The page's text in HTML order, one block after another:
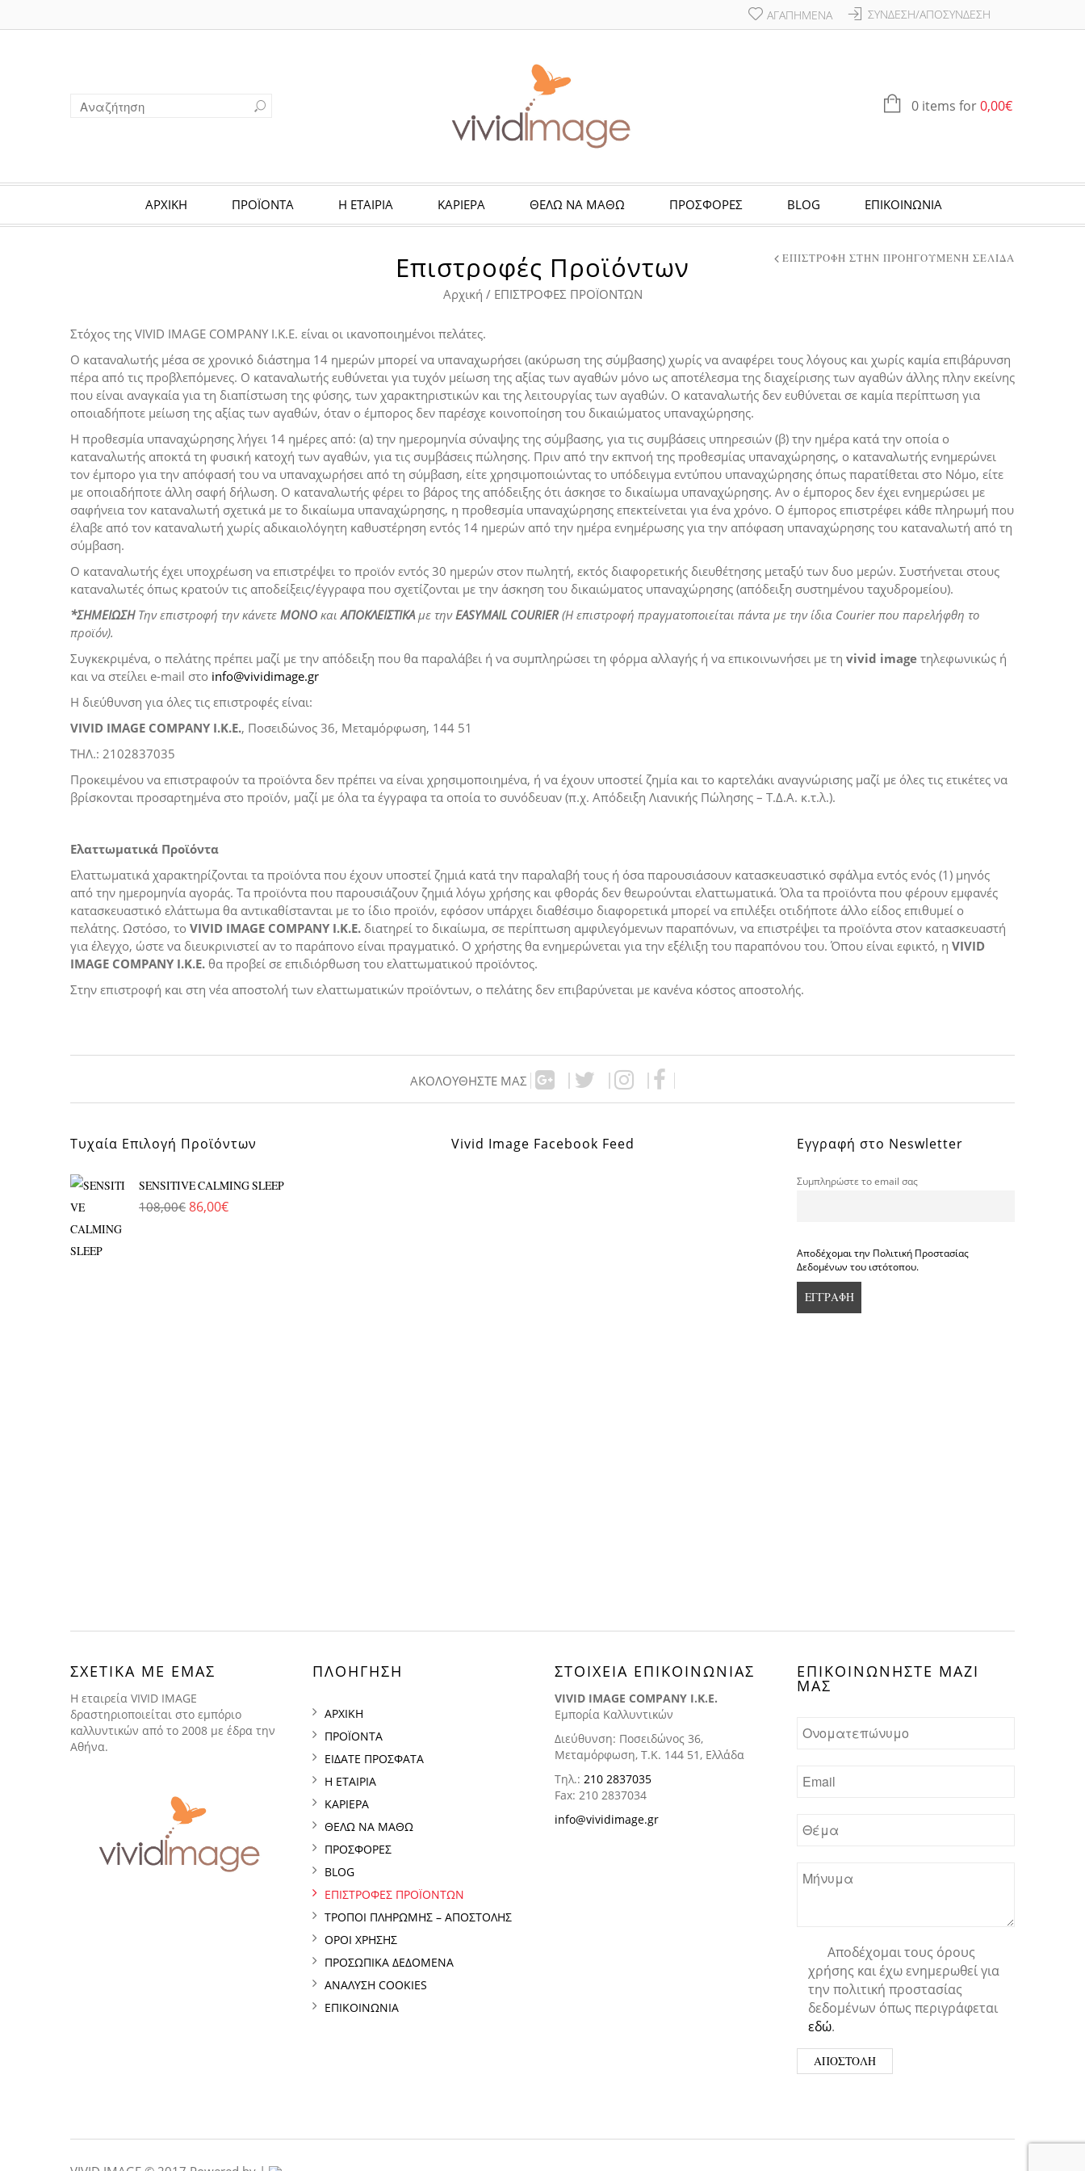
ΣΎΝΔΕΣΗ/ΑΠΟΣΎΝΔΕΣΗ
ΑΓΑΠΗΜΈΝΑ
0 items for0,00€
ΑΡΧΙΚΗ ΠΡΟΪΟΝΤΑ Η ΕΤΑΙΡΙΑ ΚΑΡΙΕΡΑ ΘΈΛΩ ΝΑ ΜΆΘΩ ΠΡΟΣΦΟΡΕΣ BLOG ΕΠΙΚΟΙΝΩΝΙΑ
Επιστροφές Προϊόντων
Αρχική / ΕΠΙΣΤΡΟΦΈΣ ΠΡΟΪΌΝΤΩΝ
ΕΠΙΣΤΡΟΦΉ ΣΤΗΝ ΠΡΟΗΓΟΎΜΕΝΗ ΣΕΛΊΔΑ
Στόχος της VIVID IMAGE COMPANY I.K.E. είναι οι ικανοποιημένοι πελάτες.
Ο καταναλωτής μέσα σε χρονικό διάστημα 14 ημερών μπορεί να υπαναχωρήσει (ακύρωση της σύμβασης) χωρίς να αναφέρει τους λόγους και χωρίς καμία επιβάρυνση
πέρα από τις προβλεπόμενες. Ο καταναλωτής ευθύνεται για τυχόν μείωση της αξίας των αγαθών μόνο ως αποτέλεσμα της διαχείρισης των αγαθών άλλης πλην εκείνης
που είναι αναγκαία για τη διαπίστωση της φύσης, των χαρακτηριστικών και της λειτουργίας των αγαθών. Ο καταναλωτής δεν ευθύνεται σε καμία περίπτωση για
οποιαδήποτε μείωση της αξίας των αγαθών, όταν ο έμπορος δεν παρέσχε κοινοποίηση του δικαιώματος υπαναχώρησης.
Η προθεσμία υπαναχώρησης λήγει 14 ημέρες από: (α) την ημερομηνία σύναψης της σύμβασης, για τις συμβάσεις υπηρεσιών (β) την ημέρα κατά την οποία ο
καταναλωτής αποκτά τη φυσική κατοχή των αγαθών, για τις συμβάσεις πώλησης. Πριν από την εκπνοή της προθεσμίας υπαναχώρησης, ο καταναλωτής ενημερώνει
τον έμπορο για την απόφασή του να υπαναχωρήσει από τη σύμβαση, είτε χρησιμοποιώντας το υπόδειγμα εντύπου υπαναχώρησης όπως παρατίθεται στο Νόμο, είτε
με οποιαδήποτε άλλη σαφή δήλωση. Ο καταναλωτής φέρει το βάρος της απόδειξης ότι άσκησε το δικαίωμα υπαναχώρησης. Αν ο έμπορος δεν έχει ενημερώσει με
σαφήνεια τον καταναλωτή σχετικά με το δικαίωμα υπαναχώρησης, η προθεσμία υπαναχώρησης επεκτείνεται για ένα χρόνο. Ο έμπορος επιστρέφει κάθε πληρωμή που
έλαβε από τον καταναλωτή χωρίς αδικαιολόγητη καθυστέρηση εντός 14 ημερών από την ημέρα ενημέρωσης για την απόφαση υπαναχώρησης του καταναλωτή από τη
σύμβαση.
Ο καταναλωτής έχει υποχρέωση να επιστρέψει το προϊόν εντός 30 ημερών στον πωλητή, εκτός διαφορετικής διευθέτησης μεταξύ των δυο μερών. Συστήνεται στους
καταναλωτές όπως κρατούν τις αποδείξεις/έγγραφα που σχετίζονται με την άσκηση του δικαιώματος υπαναχώρησης (απόδειξη συστημένου ταχυδρομείου).
*ΣΗΜΕΙΩΣΗΤην επιστροφή την κάνετε ΜΟΝΟ καιΑΠΟΚΛΕΙΣΤΙΚΑμε τηνEASYMAIL COURIER (Η επιστροφή πραγματοποιείται πάντα με την ίδια Courier που παρελήφθη το
προϊόν).
Συγκεκριμένα, ο πελάτης πρέπει μαζί με την απόδειξη που θα παραλάβει ή να συμπληρώσει τη φόρμα αλλαγής ή να επικοινωνήσει με τη vivid image τηλεφωνικώς ή
και να στείλει e-mail στο info@vividimage.gr
Η διεύθυνση για όλες τις επιστροφές είναι:
VIVID IMAGE COMPANY I.K.E., Ποσειδώνος 36, Μεταμόρφωση, 144 51
ΤΗΛ.: 2102837035
Προκειμένου να επιστραφούν τα προϊόντα δεν πρέπει να είναι χρησιμοποιημένα, ή να έχουν υποστεί ζημία και το καρτελάκι αναγνώρισης μαζί με όλες τις ετικέτες να
βρίσκονται προσαρτημένα στο προϊόν, μαζί με όλα τα έγγραφα τα οποία το συνόδευαν (π.χ. Απόδειξη Λιανικής Πώλησης – Τ.Δ.Α. κ.τ.λ.).
Ελαττωματικά Προϊόντα
Ελαττωματικά χαρακτηρίζονται τα προϊόντα που έχουν υποστεί ζημιά κατά την παραλαβή τους ή όσα παρουσιάσουν κατασκευαστικό σφάλμα εντός ενός (1) μηνός
από την ημερομηνία αγοράς. Τα προϊόντα που παρουσιάζουν ζημιά λόγω χρήσης και φθοράς δεν θεωρούνται ελαττωματικά. Όλα τα προϊόντα που φέρουν εμφανές
κατασκευαστικό ελάττωμα θα αντικαθίστανται με το ίδιο προϊόν, εφόσον υπάρχει διαθέσιμο διαφορετικά μπορεί να επιλέξει οτιδήποτε άλλο είδος επιθυμεί ο
πελάτης. Ωστόσο, το VIVID IMAGE COMPANY I.K.E. διατηρεί το δικαίωμα, σε περίπτωση αμφιλεγόμενων παραπόνων, να επιστρέψει τα προϊόντα στον κατασκευαστή
για έλεγχο, ώστε να διευκρινιστεί αν το παράπονο είναι πραγματικό. Ο χρήστης θα ενημερώνεται για την εξέλιξη του παραπόνου του. Όπου είναι εφικτό, η VIVID
IMAGE COMPANY I.K.E. θα προβεί σε επιδιόρθωση του ελαττωματικού προϊόντος.
Στην επιστροφή και στη νέα αποστολή των ελαττωματικών προϊόντων, ο πελάτης δεν επιβαρύνεται με κανένα κόστος αποστολής.
ΑΚΟΛΟΥΘΉΣΤΕ ΜΑΣ
Τυχαία Επιλογή Προϊόντων
SENSITIVE CALMING SLEEP
108,00€ Original price was: 108,00€.
86,00€Η τρέχουσα τιμή είναι: 86,00€.
Vivid Image Facebook Feed Εγγραφή στο Neswletter
Συμπληρώστε το email σας
Αποδέχομαι την Πολιτική Προστασίας
Δεδομένων του ιστότοπου.
ΣΧΕΤΙΚΑ ΜΕ ΕΜΑΣ
H εταιρεία VIVID IMAGE
δραστηριοποιείται στο εμπόριο
καλλυντικών από το 2008 με έδρα την
Αθήνα.
ΠΛΟΗΓΗΣΗ
ΑΡΧΙΚΗ
ΠΡΟΪΟΝΤΑ
ΕΙΔΑΤΕ ΠΡΟΣΦΑΤΑ
Η ΕΤΑΙΡΙΑ
ΚΑΡΙΕΡΑ
ΘΕΛΩ ΝΑ ΜΑΘΩ
ΠΡΟΣΦΟΡΕΣ
BLOG
ΕΠΙΣΤΡΟΦΕΣ ΠΡΟΪΟΝΤΩΝ
ΤΡΟΠΟΙ ΠΛΗΡΩΜΗΣ – ΑΠΟΣΤΟΛΗΣ
ΟΡΟΙ ΧΡΗΣΗΣ
ΠΡΟΣΩΠΙΚΑ ΔΕΔΟΜΕΝΑ
ΑΝΑΛΥΣΗ COOKIES
ΕΠΙΚΟΙΝΩΝΙΑ
ΣΤΟΙΧΕΙΑ ΕΠΙΚΟΙΝΩΝΙΑΣ
VIVID IMAGE COMPANY I.K.E.
Εμπορία Καλλυντικών
Διεύθυνση: Ποσειδώνος 36,
Μεταμόρφωση, Τ.Κ. 144 51, Ελλάδα
Τηλ.: 210 2837035
Fax: 210 2837034
info@vividimage.gr
ΕΠΙΚΟΙΝΩΝHΣΤΕ ΜΑΖΙ
ΜΑΣ
Αποδέχομαι τους όρους
χρήσης και έχω ενημερωθεί για
την πολιτική προστασίας
δεδομένων όπως περιγράφεται
εδώ.